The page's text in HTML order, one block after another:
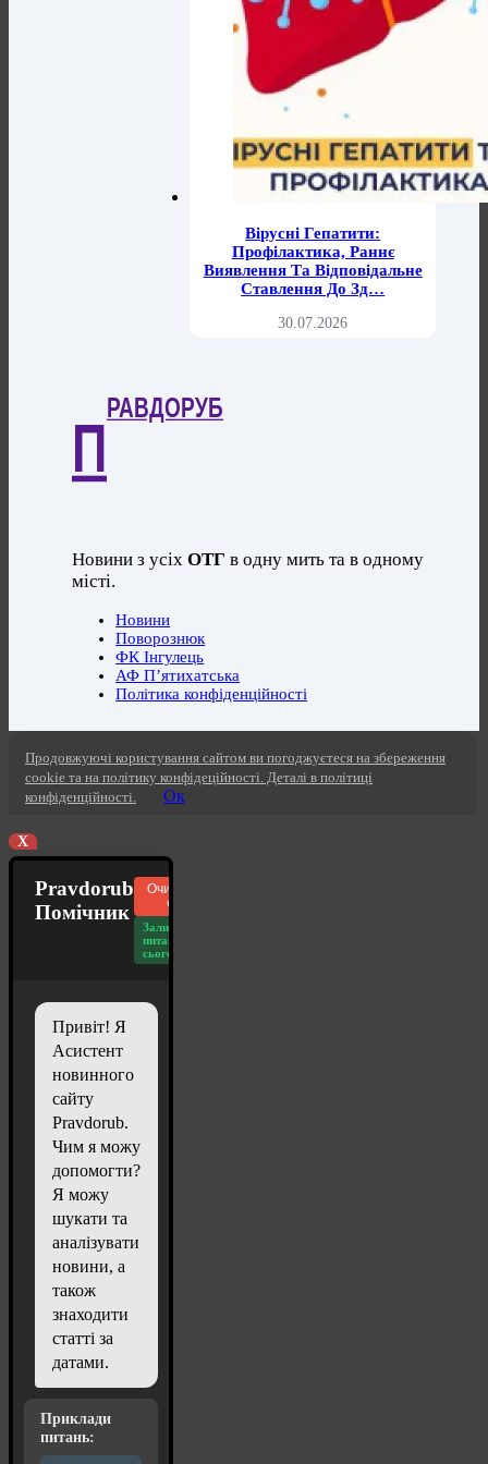
Вірусні Гепатити:
Профілактика, Раннє
Виявлення Та Відповідальне
Ставлення До Зд…
30.07.2026
П
РАВДОРУБ
Новини з усіхОТГ в одну мить та в одному
місті.
Новини
Поворознюк
ФК Інгулець
АФ П’ятихатська
Політика конфіденційності
Продовжуючі користування сайтом ви погоджуєтеся на збереження
cookie та на політику конфідеційності. Деталі в політиці
конфіденційності.
Ок
X
Pravdorub
Помічник
Очистити
чат
Залишилось
питань
сьогодні: 20
Привіт! Я
Асистент
новинного
сайту
Pravdorub.
Чим я можу
допомогти?
Я можу
шукати та
аналізувати
новини, а
також
знаходити
статті за
датами.
Приклади
питань: